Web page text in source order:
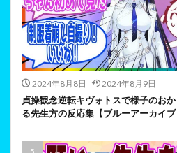
2024年8月8日 2024年8月9日
貞操観念逆転キヴォトスで様子のお
る先生方の反応集【ブルーアーカイブ